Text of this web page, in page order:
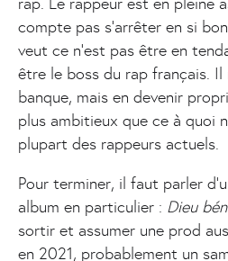
compte pas s’arrêter en si
veut ce n’est pas être en
être le boss du rap français.
banque, mais en devenir
plus ambitieux que ce à quoi
plupart des rappeurs actuels.
Pour terminer, il faut parler
album en particulier : Dieu
sortir et assumer une prod
en 2021, probablement un